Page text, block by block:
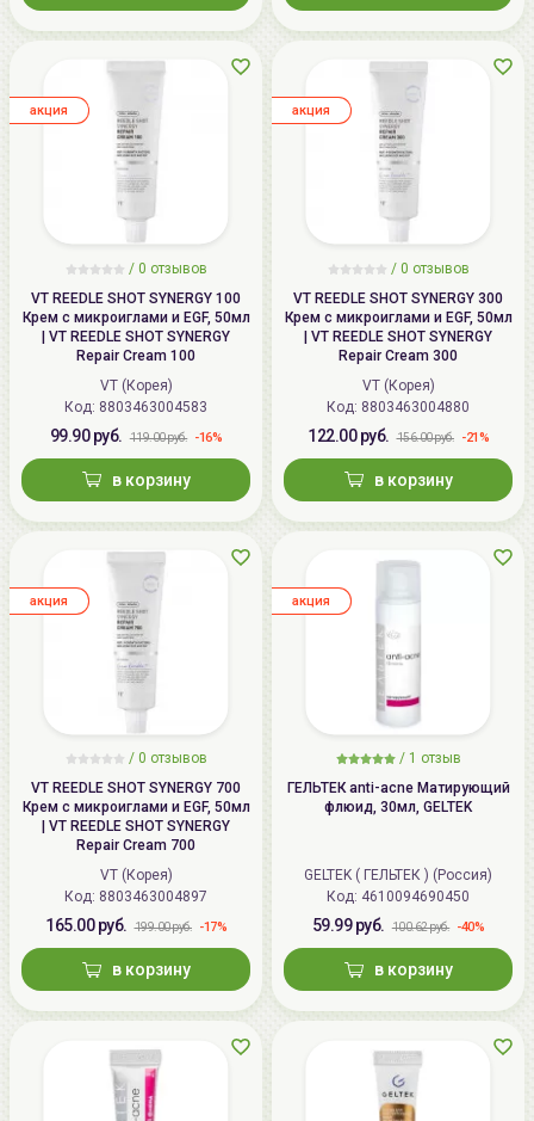
/ 0 отзывов
VT REEDLE SHOT SYNERGY 100
Крем с микроиглами и EGF, 50мл
| VT REEDLE SHOT SYNERGY
Repair Cream 100
VT (Корея)
Код: 8803463004583
99.90 руб. 119.00 руб. -16%
в корзину
aкция
/ 0 отзывов
VT REEDLE SHOT SYNERGY 300
Крем с микроиглами и EGF, 50мл
| VT REEDLE SHOT SYNERGY
Repair Cream 300
VT (Корея)
Код: 8803463004880
122.00 руб. 156.00 руб. -21%
в корзину
aкция
/ 0 отзывов
VT REEDLE SHOT SYNERGY 700
Крем с микроиглами и EGF, 50мл
| VT REEDLE SHOT SYNERGY
Repair Cream 700
VT (Корея)
Код: 8803463004897
165.00 руб. 199.00 руб. -17%
в корзину
aкция
/ 1 отзыв
ГЕЛЬТЕК anti-acne Матирующий
флюид, 30мл, GELTEK
GELTEK ( ГЕЛЬТЕК ) (Россия)
Код: 4610094690450
59.99 руб. 100.62 руб. -40%
в корзину
aкция